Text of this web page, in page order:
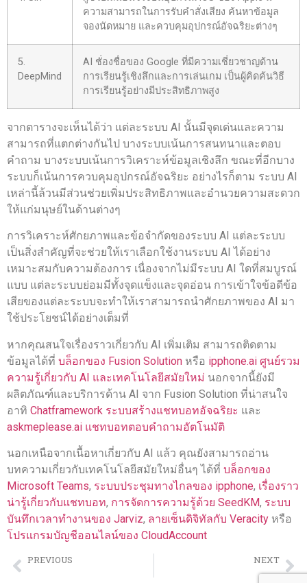
ความสามารถในการรับคำสั่งเสียง ค้นหาข้อมูล
จองนัดหมาย และควบคุมอุปกรณ์อัจฉริยะต่างๆ
5.
DeepMind
AI ชั่องชื่อของ Google ที่มีความเชี่ยวชาญด้าน
การเรียนรู้เชิงลึกและการเล่นเกม เป็นผู้คิดค้นวิธี
การเรียนรู้อย่างมีประสิทธิภาพสูง
จากตารางจะเห็นได้ว่า แต่ละระบบ AI นั้นมีจุดเด่นและความ
สามารถที่แตกต่างกันไป บางระบบเน้นการสนทนาและตอบ
คำถาม บางระบบเน้นการวิเคราะห์ข้อมูลเชิงลึก ขณะที่อีกบาง
ระบบก็เน้นการควบคุมอุปกรณ์อัจฉริยะ อย่างไรก็ตาม ระบบ AI
เหล่านี้ล้วนมีส่วนช่วยเพิ่มประสิทธิภาพและอำนวยความสะดวก
ให้แก่มนุษย์ในด้านต่างๆ
การวิเคราะห์ศักยภาพและข้อจำกัดของระบบ AI แต่ละระบบ
เป็นสิ่งสำคัญที่จะช่วยให้เราเลือกใช้งานระบบ AI ได้อย่าง
เหมาะสมกับความต้องการ เนื่องจากไม่มีระบบ AI ใดที่สมบูรณ์
แบบ แต่ละระบบย่อมมีทั้งจุดแข็งและจุดอ่อน การเข้าใจข้อดีข้อ
เสียของแต่ละระบบจะทำให้เราสามารถนำศักยภาพของ AI มา
ใช้ประโยชน์ได้อย่างเต็มที่
หากคุณสนใจเรื่องราวเกี่ยวกับ AI เพิ่มเติม สามารถติดตาม
ข้อมูลได้ที่ บล็อกของ Fusion Solution หรือ ipphone.ai ศูนย์รวม
ความรู้เกี่ยวกับ AI และเทคโนโลยีสมัยใหม่ นอกจากนี้ยังมี
ผลิตภัณฑ์และบริการด้าน AI จาก Fusion Solution ที่น่าสนใจ
อาทิ Chatframework ระบบสร้างแชทบอทอัจฉริยะ และ
askmeplease.ai แชทบอทตอบคำถามอัตโนมัติ
นอกเหนือจากเนื้อหาเกี่ยวกับ AI แล้ว คุณยังสามารถอ่าน
บทความเกี่ยวกับเทคโนโลยีสมัยใหม่อื่นๆ ได้ที่ บล็อกของ
Microsoft Teams, ระบบประชุมทางไกลของ ipphone, เรื่องราว
น่ารู้เกี่ยวกับแชทบอท, การจัดการความรู้ด้วย SeedKM, ระบบ
บันทึกเวลาทำงานของ Jarviz, ลายเซ็นดิจิทัลกับ Veracity หรือ
โปรแกรมบัญชีออนไลน์ของ CloudAccount
PREVIOUS NEXT
Dream Prophecy Bot พ่อหนูมหาวิเศษแห่งโลกความฝัน